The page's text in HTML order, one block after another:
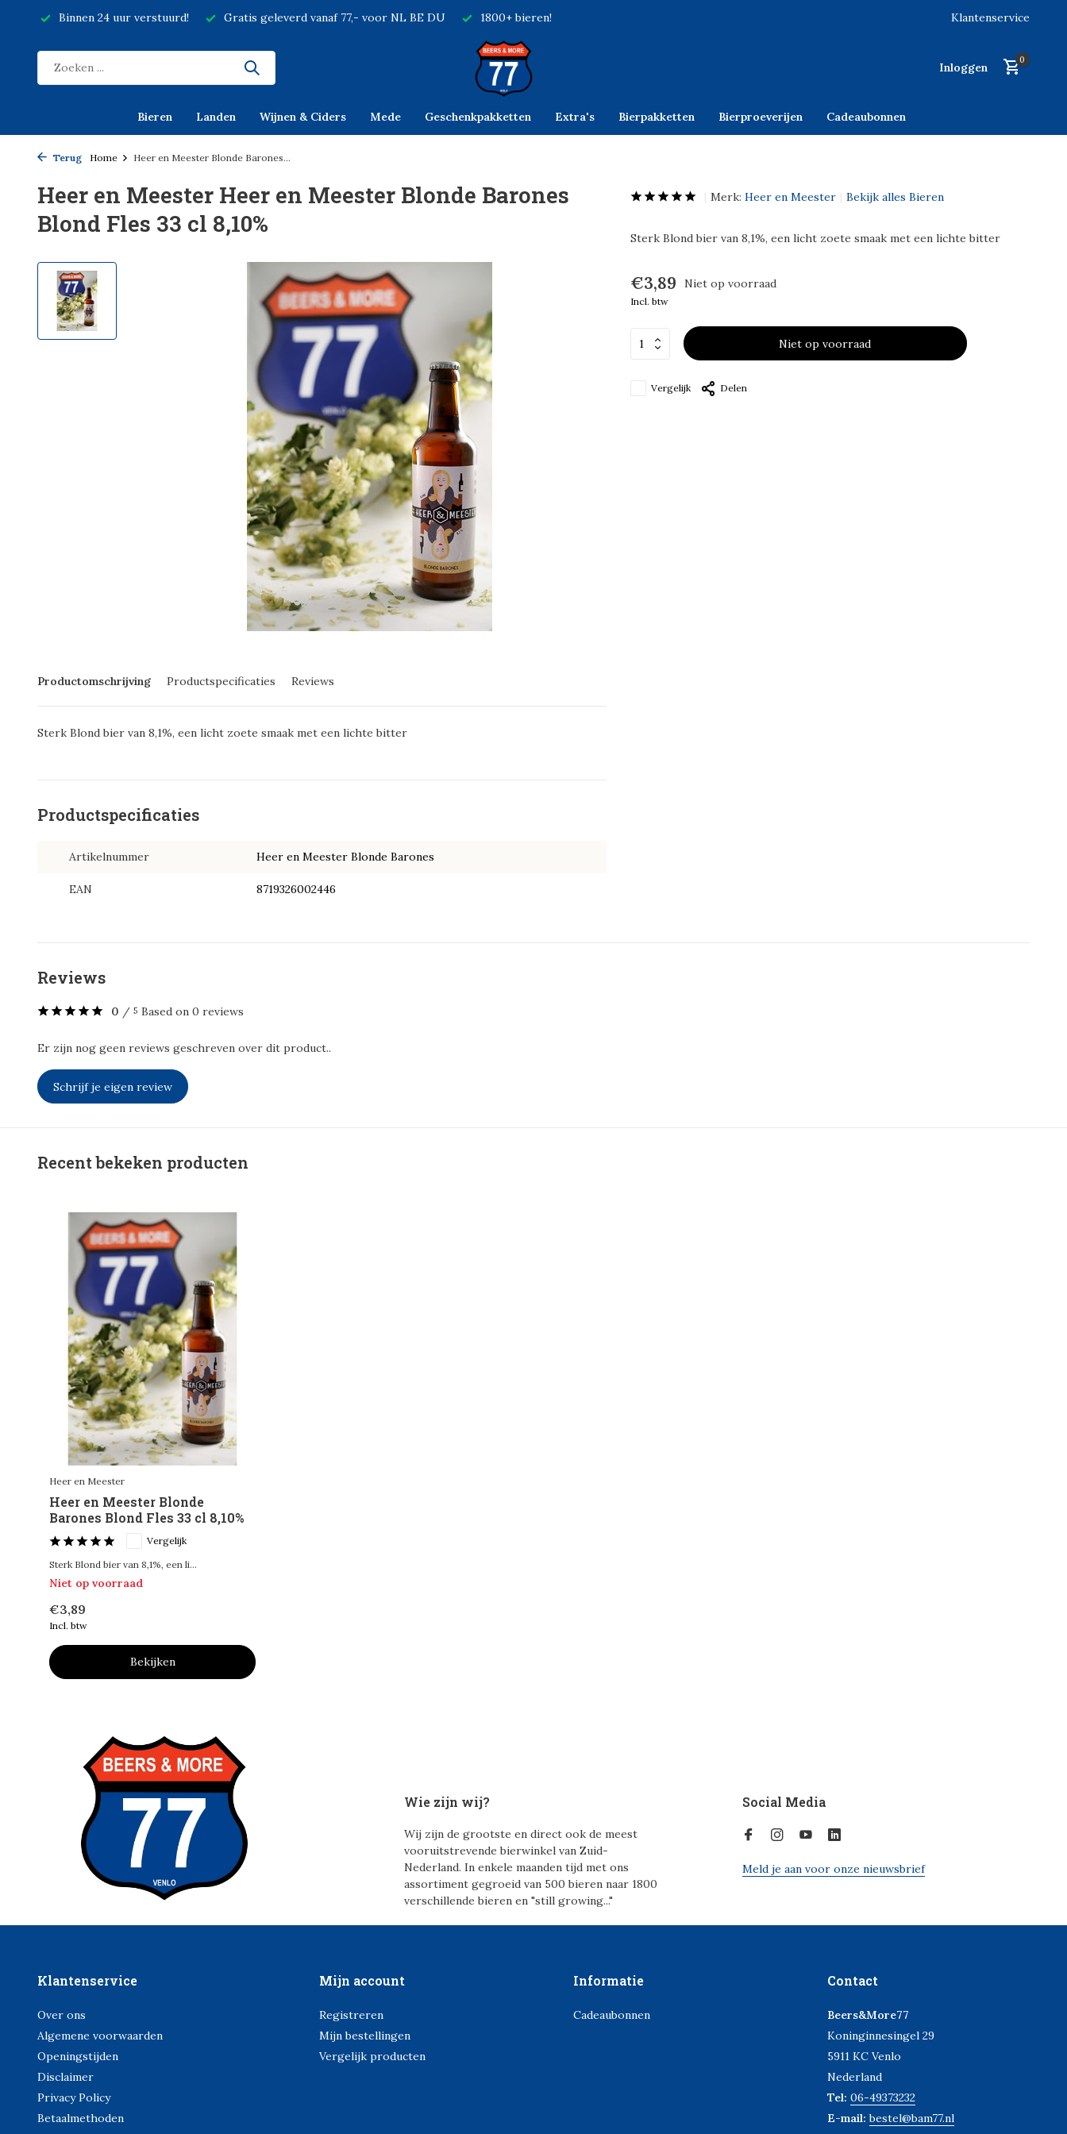
Binnen 24 uur verstuurd! Gratis geleverd vanaf 77,- voor NL BE DU 1800+ bieren! Klantenservice
Inloggen
0
Bieren Landen Wijnen & Ciders Mede Geschenkpakketten Extra's Bierpakketten Bierproeverijen Cadeaubonnen
Terug Home Heer en Meester Blonde Barones...
Heer en Meester Heer en Meester Blonde Barones
Blond Fles 33 cl 8,10%
Productomschrijving Productspecificaties Reviews
Sterk Blond bier van 8,1%, een licht zoete smaak met een lichte bitter
Productspecificaties
Artikelnummer Heer en Meester Blonde Barones
EAN 8719326002446
Merk: Heer en Meester Bekijk alles Bieren
Sterk Blond bier van 8,1%, een licht zoete smaak met een lichte bitter
€3,89 Niet op voorraad
Incl. btw
Niet op voorraad
Vergelijk Delen
Reviews
0 / 5 Based on 0 reviews
Er zijn nog geen reviews geschreven over dit product..
Schrijf je eigen review
Recent bekeken producten
Heer en Meester
Heer en Meester Blonde
Barones Blond Fles 33 cl 8,10%
Vergelijk
Sterk Blond bier van 8,1%, een li...
Niet op voorraad
€3,89
Incl. btw
Bekijken
Wie zijn wij?
Wij zijn de grootste en direct ook de meest
vooruitstrevende bierwinkel van Zuid-
Nederland. In enkele maanden tijd met ons
assortiment gegroeid van 500 bieren naar 1800
verschillende bieren en "still growing..."
Social Media
Meld je aan voor onze nieuwsbrief
Klantenservice
Over ons
Algemene voorwaarden
Openingstijden
Disclaimer
Privacy Policy
Betaalmethoden
Mijn account
Registreren
Mijn bestellingen
Vergelijk producten
Informatie
Cadeaubonnen
Contact
Beers&More77
Koninginnesingel 29
5911 KC Venlo
Nederland
Tel: 06-49373232
E-mail:bestel@bam77.nl